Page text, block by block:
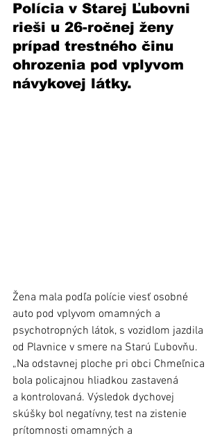
Polícia v Starej Ľubovni
rieši u 26-ročnej ženy
prípad trestného činu
ohrozenia pod vplyvom
návykovej látky.
Žena mala podľa polície viesť osobné
auto pod vplyvom omamných a
psychotropných látok, s vozidlom jazdila
od Plavnice v smere na Starú Ľubovňu.
„Na odstavnej ploche pri obci Chmeľnica
bola policajnou hliadkou zastavená
a kontrolovaná. Výsledok dychovej
skúšky bol negatívny, test na zistenie
prítomnosti omamných a